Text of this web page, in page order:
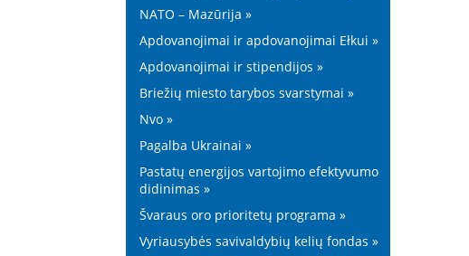
NATO – Mazūrija »
Apdovanojimai ir apdovanojimai Ełkui »
Apdovanojimai ir stipendijos »
Briežių miesto tarybos svarstymai »
Nvo »
Pagalba Ukrainai »
Pastatų energijos vartojimo efektyvumo
didinimas »
Švaraus oro prioritetų programa »
Vyriausybės savivaldybių kelių fondas »